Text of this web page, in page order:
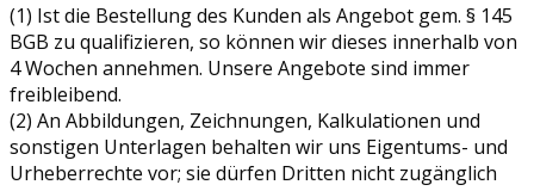
(1) Ist die Bestellung des Kunden als Angebot gem. § 145
BGB zu qualifizieren, so können wir dieses innerhalb von
4 Wochen annehmen. Unsere Angebote sind immer
freibleibend.
(2) An Abbildungen, Zeichnungen, Kalkulationen und
sonstigen Unterlagen behalten wir uns Eigentums- und
Urheberrechte vor; sie dürfen Dritten nicht zugänglich